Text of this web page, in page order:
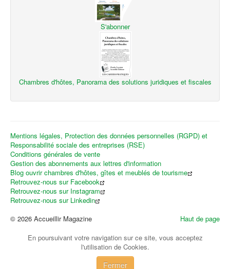
S'abonner
Chambres d'hôtes, Panorama des solutions juridiques et fiscales
Mentions légales, Protection des données personnelles (RGPD) et
Responsabilité sociale des entreprises (RSE)
Conditions générales de vente
Gestion des abonnements aux lettres d'information
Blog ouvrir chambres d'hôtes, gîtes et meublés de tourisme
Retrouvez-nous sur Facebook
Retrouvez-nous sur Instagram
Retrouvez-nous sur Linkedin
Haut de page
© 2026 Accueillir Magazine
En poursuivant votre navigation sur ce site, vous acceptez
l'utilisation de Cookies.
Fermer